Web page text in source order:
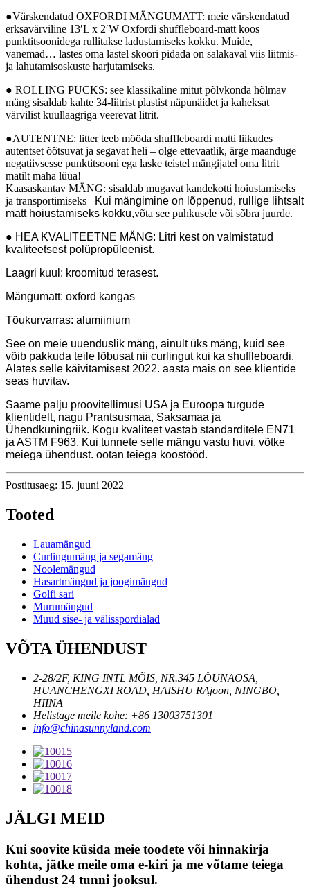
●Värskendatud OXFORDI MÄNGUMATT: meie värskendatud
erksavärviline 13′L x 2′W Oxfordi shuffleboard-matt koos
punktitsoonidega rullitakse ladustamiseks kokku. Muide,
vanemad… lastes oma lastel skoori pidada on salakaval viis liitmis-
ja lahutamisoskuste harjutamiseks.
● ROLLING PUCKS: see klassikaline mitut põlvkonda hõlmav
mäng sisaldab kahte 34-liitrist plastist näpunäidet ja kaheksat
värvilist kuullaagriga veerevat litrit.
●AUTENTNE: litter teeb mööda shuffleboardi matti liikudes
autentset õõtsuvat ja segavat heli – olge ettevaatlik, ärge maanduge
negatiivsesse punktitsooni ega laske teistel mängijatel oma litrit
matilt maha lüüa!
Kaasaskantav MÄNG: sisaldab mugavat kandekotti hoiustamiseks
ja transportimiseks –Kui mängimine on lõppenud, rullige lihtsalt
matt hoiustamiseks kokku,võta see puhkusele või sõbra juurde.
● HEA KVALITEETNE MÄNG: Litri kest on valmistatud
kvaliteetsest polüpropüleenist.
Laagri kuul: kroomitud terasest.
Mängumatt: oxford kangas
Tõukurvarras: alumiinium
See on meie uuenduslik mäng, ainult üks mäng, kuid see
võib pakkuda teile lõbusat nii curlingut kui ka shuffleboardi.
Alates selle käivitamisest 2022. aasta mais on see klientide
seas huvitav.
Saame palju proovitellimusi USA ja Euroopa turgude
klientidelt, nagu Prantsusmaa, Saksamaa ja
Ühendkuningriik. Kogu kvaliteet vastab standarditele EN71
ja ASTM F963. Kui tunnete selle mängu vastu huvi, võtke
meiega ühendust. ootan teiega koostööd.
Postitusaeg: 15. juuni 2022
Tooted
Lauamängud
Curlingumäng ja segamäng
Noolemängud
Hasartmängud ja joogimängud
Golfi sari
Murumängud
Muud sise- ja välisspordialad
VÕTA ÜHENDUST
2-28/2F, KING INTL MÕIS, NR.345 LÕUNAOSA,
HUANCHENGXI ROAD, HAISHU RAjoon, NINGBO,
HIINA
Helistage meile kohe: +86 13003751301
info@chinasunnyland.com
JÄLGI MEID
Kui soovite küsida meie toodete või hinnakirja
kohta, jätke meile oma e-kiri ja me võtame teiega
ühendust 24 tunni jooksul.